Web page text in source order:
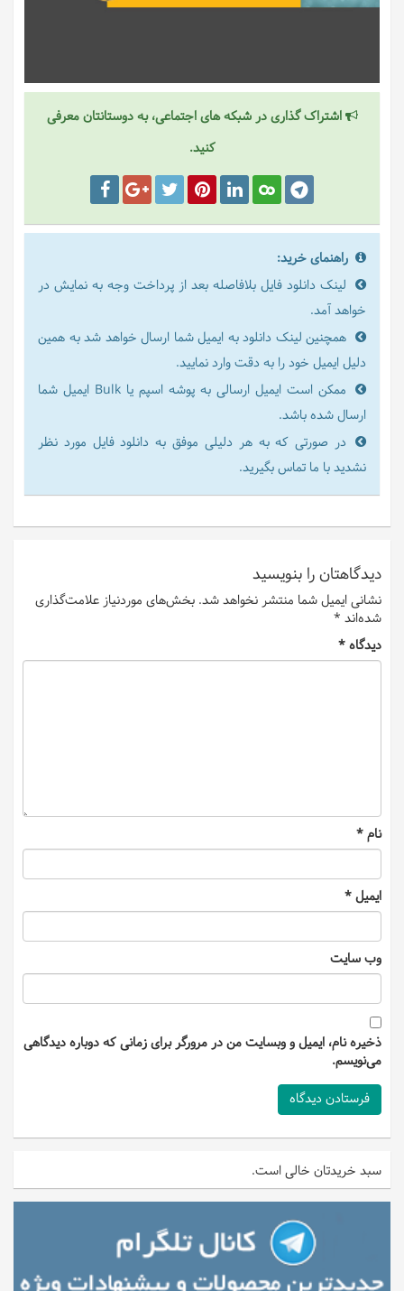
اشتراک گذاری در شبکه های اجتماعی، به دوستانتان معرفی
کنید.
راهنمای خرید:
لینک دانلود فایل بلافاصله بعد از پرداخت وجه به نمایش در
خواهد آمد.
همچنین لینک دانلود به ایمیل شما ارسال خواهد شد به همین
دلیل ایمیل خود را به دقت وارد نمایید.
ممکن است ایمیل ارسالی به پوشه اسپم یا Bulk ایمیل شما
ارسال شده باشد.
در صورتی که به هر دلیلی موفق به دانلود فایل مورد نظر
نشدید با ما تماس بگیرید.
دیدگاهتان را بنویسید
نشانی ایمیل شما منتشر نخواهد شد. بخش‌های موردنیاز علامت‌گذاری
شده‌اند *
دیدگاه*
نام*
ایمیل*
وب‌ سایت
ذخیره نام، ایمیل و وبسایت من در مرورگر برای زمانی که دوباره دیدگاهی
می‌نویسم.
سبد خریدتان خالی است.